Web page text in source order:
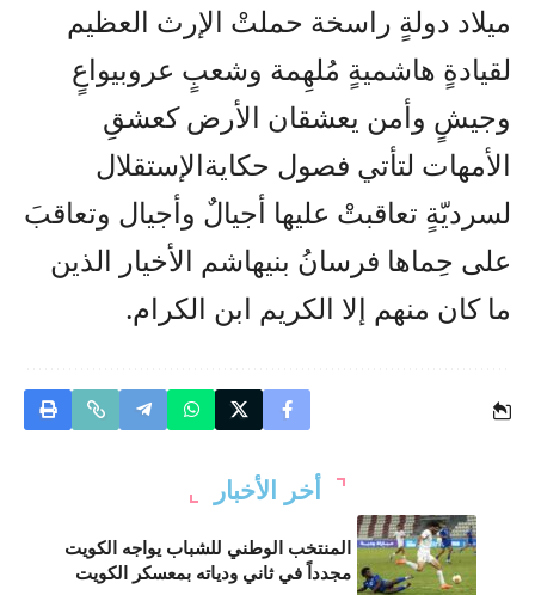
ميلاد دولةٍ راسخة حملتْ الإرث العظيم
لقيادةٍ هاشميةٍ مُلهِمة وشعبٍ عروبيواعٍ
وجيشٍ وأمن يعشقان الأرض كعشقِ
الأمهات لتأتي فصول حكايةالإستقلال
لسرديّةٍ تعاقبتْ عليها أجيالٌ وأجيال وتعاقبَ
على حِماها فرسانُ بنيهاشم الأخيار الذين
ما كان منهم إلا الكريم ابن الكرام.
أخر الأخبار
المنتخب الوطني للشباب يواجه الكويت
مجدداً في ثاني ودياته بمعسكر الكويت